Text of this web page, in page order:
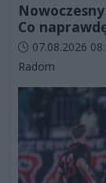
Co
Data dodania
07.08.2026
Kategorie artykułu:
Radom